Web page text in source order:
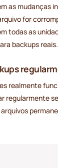
as mudanças
for
todas as
backups reais.
realmente
regularmente